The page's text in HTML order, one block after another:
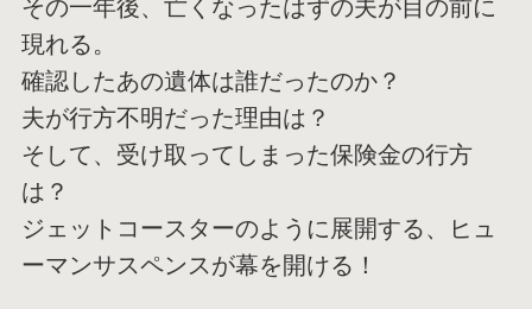
その一年後、亡くなったはずの夫が目の前に
現れる。
確認したあの遺体は誰だったのか？
夫が行方不明だった理由は？
そして、受け取ってしまった保険金の行方
は？
ジェットコースターのように展開する、ヒュ
ーマンサスペンスが幕を開ける！